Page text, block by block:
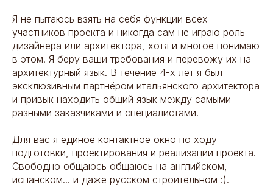
Я не пытаюсь взять на себя функции всех
участников проекта и никогда сам не играю роль
дизайнера или архитектора, хотя и многое понимаю
в этом. Я беру ваши требования и перевожу их на
архитектурный язык. В течение 4-х лет я был
эксклюзивным партнёром итальянского архитектора
и привык находить общий язык между самыми
разными заказчиками и специалистами.
Для вас я единое контактное окно по ходу
подготовки, проектирования и реализации проекта.
Свободно общаюсь общаюсь на английском,
испанском... и даже русском строительном :).